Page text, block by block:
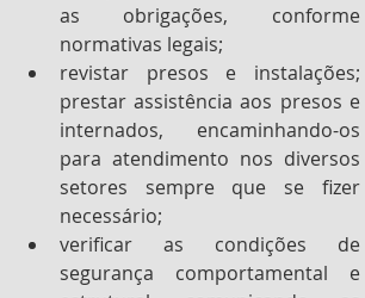
as obrigações, conforme
normativas legais;
revistar presos e instalações;
prestar assistência aos presos e
internados, encaminhando-os
para atendimento nos diversos
setores sempre que se fizer
necessário;
verificar as condições de
segurança comportamental e